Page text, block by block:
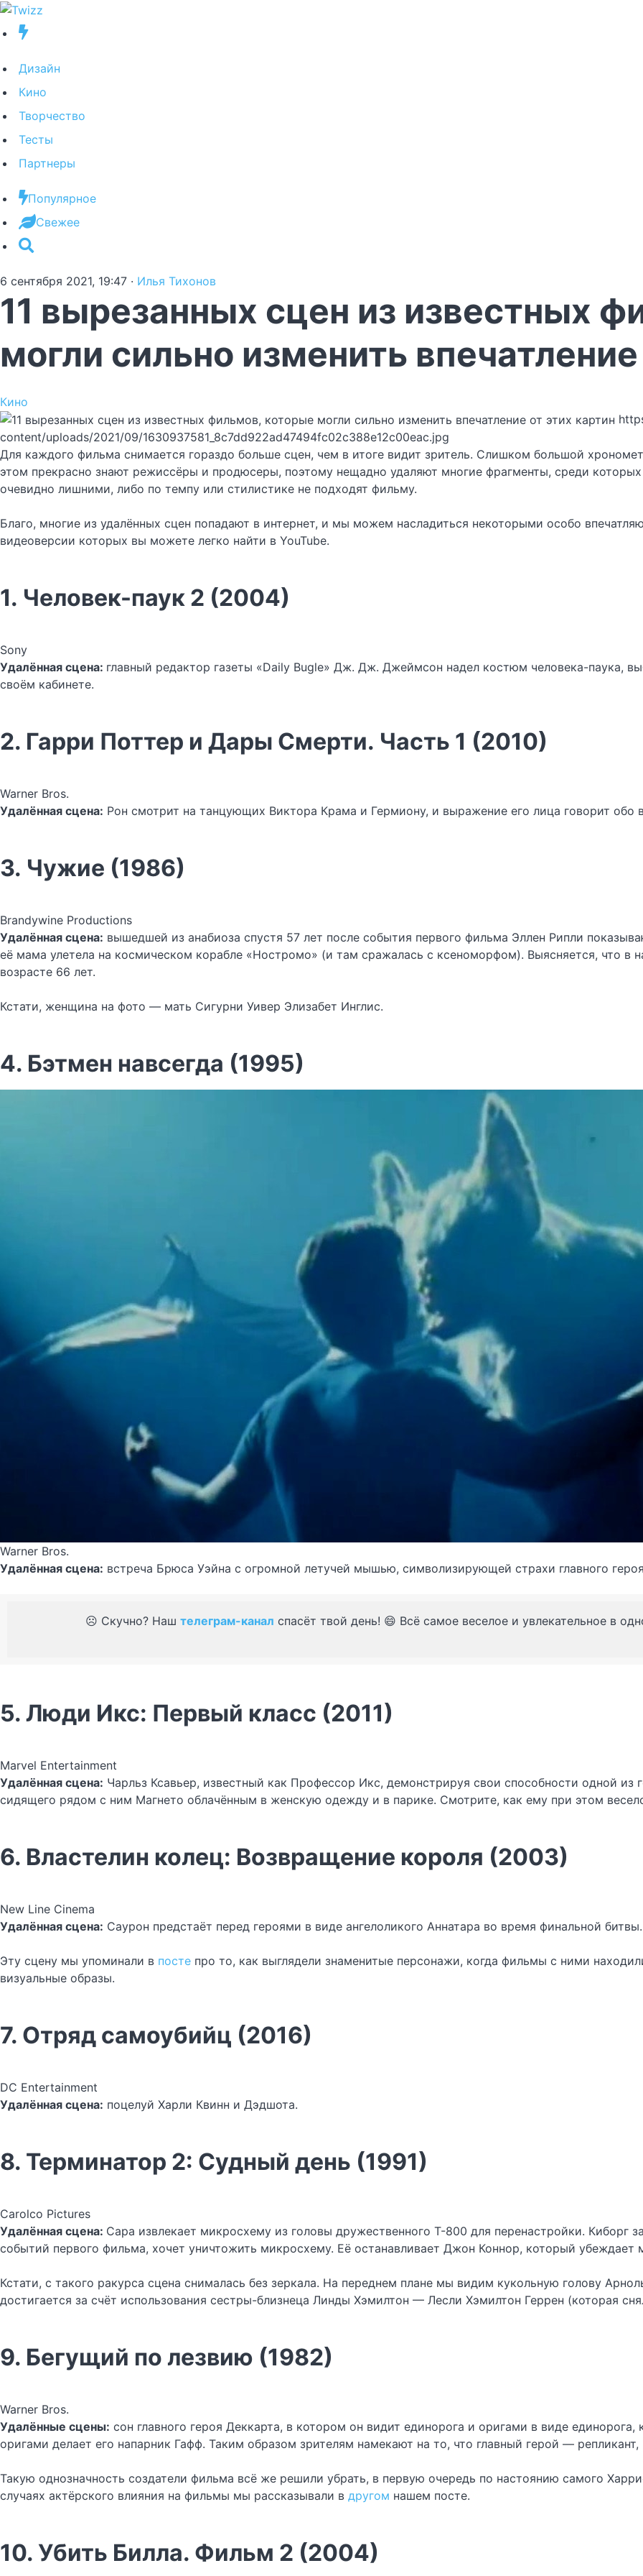
Дизайн
Кино
Творчество
Тесты
Партнеры
Популярное
Свежее
6 сентября 2021, 19:47 · Илья Тихонов
11 вырезанных сцен из известных
могли сильно изменить
Кино
content/uploads/2021/09/1630937581_8c7dd922ad47494fc02c388e12c00eac.jpg
Для каждого фильма снимается гораздо больше сцен, чем в итоге видит зритель. Слишком большой
этом прекрасно знают режиссёры и продюсеры, поэтому нещадно удаляют многие фрагменты, среди
очевидно лишними, либо по темпу или стилистике не подходят фильму.
Благо, многие из удалённых сцен попадают в интернет, и мы можем насладиться некоторыми особо
видеоверсии которых вы можете легко найти в YouTube.
1. Человек-паук 2 (2004)
Sony
Удалённая сцена: главный редактор газеты «Daily Bugle» Дж. Дж. Джеймсон надел костюм человека-паука,
своём кабинете.
2. Гарри Поттер и Дары Смерти. Часть 1 (2010)
Warner Bros.
Удалённая сцена: Рон смотрит на танцующих Виктора Крама и Гермиону, и выражение его лица говорит обо
3. Чужие (1986)
Brandywine Productions
Удалённая сцена: вышедшей из анабиоза спустя 57 лет после события первого фильма Эллен Рипли
её мама улетела на космическом корабле «Ностромо» (и там сражалась с ксеноморфом). Выясняется, что в
возрасте 66 лет.
Кстати, женщина на фото — мать Сигурни Уивер Элизабет Инглис.
4. Бэтмен навсегда (1995)
Warner Bros.
Удалённая сцена: встреча Брюса Уэйна с огромной летучей мышью, символизирующей страхи главного
☹️ Скучно? Наш телеграм-канал спасёт твой день! 😄 Всё самое веселое и увлекательное в
5. Люди Икс: Первый класс (2011)
Marvel Entertainment
Удалённая сцена: Чарльз Ксавьер, известный как Профессор Икс, демонстрируя свои способности одной из
сидящего рядом с ним Магнето облачённым в женскую одежду и в парике. Смотрите, как ему при этом
6. Властелин колец: Возвращение короля (2003)
New Line Cinema
Удалённая сцена: Саурон предстаёт перед героями в виде ангелоликого Аннатара во время финальной битвы.
Эту сцену мы упоминали в посте про то, как выглядели знаменитые персонажи, когда фильмы с ними
визуальные образы.
7. Отряд самоубийц (2016)
DC Entertainment
Удалённая сцена: поцелуй Харли Квинн и Дэдшота.
8. Терминатор 2: Судный день (1991)
Carolco Pictures
Удалённая сцена: Сара извлекает микросхему из головы дружественного Т-800 для перенастройки. Киборг
событий первого фильма, хочет уничтожить микросхему. Её останавливает Джон Коннор, который убеждает
Кстати, с такого ракурса сцена снималась без зеркала. На переднем плане мы видим кукольную голову
достигается за счёт использования сестры-близнеца Линды Хэмилтон — Лесли Хэмилтон Геррен (которая
9. Бегущий по лезвию (1982)
Warner Bros.
Удалённые сцены: сон главного героя Деккарта, в котором он видит единорога и оригами в виде
оригами делает его напарник Гафф. Таким образом зрителям намекают на то, что главный герой —
Такую однозначность создатели фильма всё же решили убрать, в первую очередь по настоянию самого
случаях актёрского влияния на фильмы мы рассказывали в другом нашем посте.
10. Убить Билла. Фильм 2 (2004)